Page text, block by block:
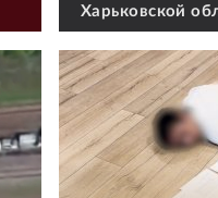
Харьковской